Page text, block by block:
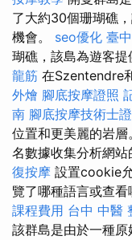
了大約30個珊瑚礁
機會。 seo優化 臺
瑚礁，該島為遊客提
龍筋 在Szentendre
外燴 腳底按摩證照
南 腳底按摩技術士
位置和更美麗的岩
名數據收集分析網站
復按摩 設置cookie
覽了哪種語言或查看
課程費用 台中 中醫
該群島是由於一種